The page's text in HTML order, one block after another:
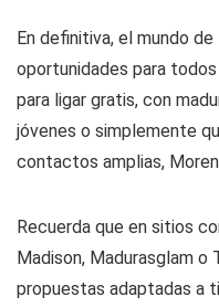
En definitiva, el mundo
oportunidades para
para ligar gratis, con
jóvenes o simplemente
contactos amplias,
Recuerda que en sitios
Madison, Madurasglam o
propuestas adaptadas a